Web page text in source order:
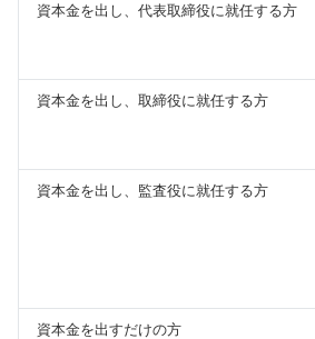
資本金を出し、代表取締役に就任する方
資本金を出し、取締役に就任する方
資本金を出し、監査役に就任する方
資本金を出すだけの方